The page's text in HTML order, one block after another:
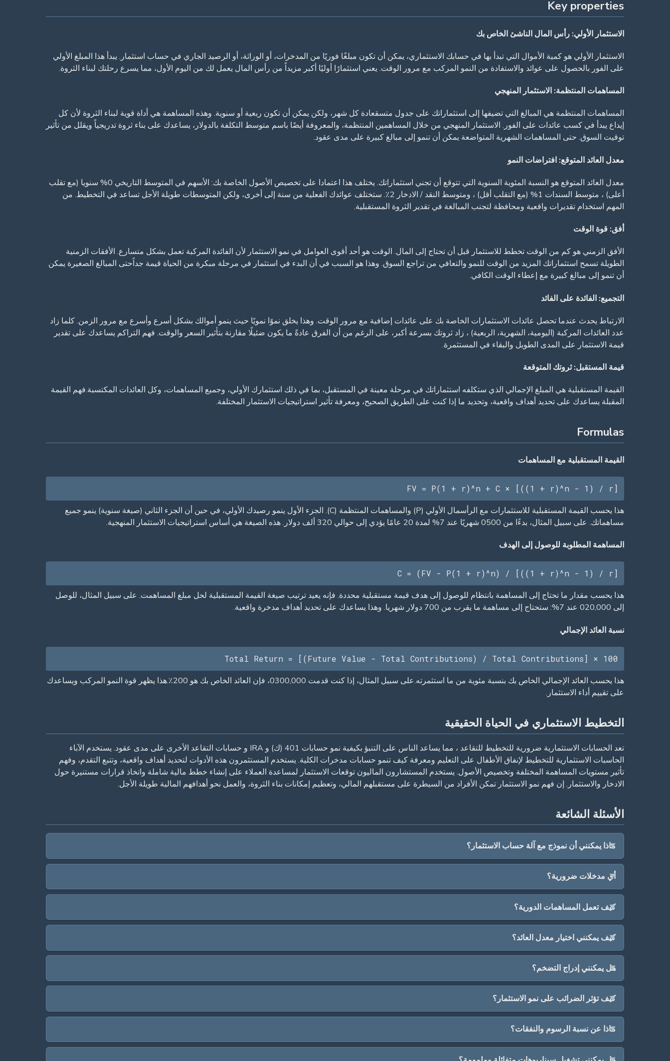
Key properties
الاستثمار الأولي: رأس المال الناشئ الخاص بك
الاستثمار الأولي هو كمية الأموال التي تبدأ بها في حسابك الاستثماري، يمكن أن تكون مبلغًا فوريًا من المدخرات، أو الوراثة، أو الرصيد الجاري في حساب استثمار. يبدأ هذا المبلغ الأولي
على الفور بالحصول على عوائد والاستفادة من النمو المركب مع مرور الوقت. يعني استثمارًا أوليًا أكبر مزيداً من رأس المال يعمل لك من اليوم الأول، مما يسرع رحلتك لبناء الثروة.
المساهمات المنتظمة: الاستثمار المنهجي
المساهمات المنتظمة هي المبالغ التي تضيفها إلى استثماراتك على جدول متسقعادة كل شهر، ولكن يمكن أن تكون ربعية أو سنوية. وهذه المساهمة هي أداة قوية لبناء الثروة لأن كل
إيداع يبدأ في كسب عائدات على الفور. الاستثمار المنهجي من خلال المساهمين المنتظمة، والمعروفة أيضًا باسم متوسط التكلفة بالدولار، يساعدك على بناء ثروة تدريجياً ويقلل من تأثير
توقيت السوق. حتى المساهمات الشهرية المتواضعة يمكن أن تنمو إلى مبالغ كبيرة على مدى عقود.
معدل العائد المتوقع: افتراضات النمو
معدل العائد المتوقع هو النسبة المئوية السنوية التي تتوقع أن تجني استثماراتك. يختلف هذا اعتمادا على تخصيص الأصول الخاصة بك: الأسهم في المتوسط التاريخي 0% سنويا (مع تقلب
أعلى) ، متوسط السندات 1% (مع التقلب أقل) ، ومتوسط النقد / الادخار 2٪. ستختلف عوائدك الفعلية من سنة إلى أخرى، ولكن المتوسطات طويلة الأجل تساعد في التخطيط. من
المهم استخدام تقديرات واقعية ومحافظة لتجنب المبالغة في تقدير الثروة المستقبلية.
أفق: قوة الوقت
الأفق الزمني هو كم من الوقت تخطط للاستثمار قبل أن تحتاج إلى المال. الوقت هو أحد أقوى العوامل في نمو الاستثمار لأن الفائدة المركبة تعمل بشكل متسارع. الأفقات الزمنية
الطويلة تسمح استثماراتك المزيد من الوقت للنمو والتعافي من تراجع السوق. وهذا هو السبب في أن البدء في استثمار في مرحلة مبكرة من الحياة قيمة جداًحتى المبالغ الصغيرة يمكن
أن تنمو إلى مبالغ كبيرة مع إعطاء الوقت الكافي.
التجميع: الفائدة على الفائد
الارتباط يحدث عندما تحصل عائدات الاستثمارات الخاصة بك على عائدات إضافية مع مرور الوقت. وهذا يخلق نموًا نمويًا حيث ينمو أموالك بشكل أسرع وأسرع مع مرور الزمن. كلما زاد
عدد العائدات المركبة (اليومية، الشهرية، الربعية) ، زاد ثروتك بسرعة أكبر، على الرغم من أن الفرق عادةً ما يكون ضئيلًا مقارنة بتأثير السعر والوقت. فهم التراكم يساعدك على تقدير
قيمة الاستثمار على المدى الطويل والبقاء في المستثمرة.
قيمة المستقبل: ثروتك المتوقعة
القيمة المستقبلية هي المبلغ الإجمالي الذي ستكلفه استثماراتك في مرحلة معينة في المستقبل، بما في ذلك استثمارك الأولي، وجميع المساهمات، وكل العائدات المكتسبة.فهم القيمة
المقبلة يساعدك على تحديد أهداف واقعية، وتحديد ما إذا كنت على الطريق الصحيح، ومعرفة تأثير استراتيجيات الاستثمار المختلفة.
Formulas
القيمة المستقبلية مع المساهمات
FV = P(1 + r)^n + C × [((1 + r)^n - 1) / r]
هذا يحسب القيمة المستقبلية للاستثمارات مع الرأسمال الأولي (P) والمساهمات المنتظمة (C). الجزء الأول ينمو رصيدك الأولي، في حين أن الجزء الثاني (صيغة سنوية) ينمو جميع
مساهماتك. على سبيل المثال، بدءًا من 0500 شهريًا عند 7% لمدة 20 عامًا يؤدي إلى حوالي 320 ألف دولار. هذه الصيغة هي أساس استراتيجيات الاستثمار المنهجية.
المساهمة المطلوبة للوصول إلى الهدف
C = (FV - P(1 + r)^n) / [((1 + r)^n - 1) / r]
هذا يحسب مقدار ما تحتاج إلى المساهمة بانتظام للوصول إلى هدف قيمة مستقبلية محددة. فإنه يعيد ترتيب صيغة القيمة المستقبلية لحل مبلغ المساهمت. على سبيل المثال، للوصل
إلى 020,000 عند 7%: ستحتاج إلى مساهمة ما يقرب من 700 دولار شهريا. وهذا يساعدك على تحديد أهداف مدخرة واقعية.
نسبة العائد الإجمالي
Total Return = [(Future Value - Total Contributions) / Total Contributions] × 100
هذا يحسب العائد الإجمالي الخاص بك بنسبة مئوية من ما استثمرته.على سبيل المثال، إذا كنت قدمت 0300,000، فإن العائد الخاص بك هو 200٪.هذا يظهر قوة النمو المركب ويساعدك
على تقييم أداء الاستثمار.
التخطيط الاستثماري في الحياة الحقيقية
تعد الحسابات الاستثمارية ضرورية للتخطيط للتقاعد ، مما يساعد الناس على التنبؤ بكيفية نمو حسابات 401 (ك) و IRA و حسابات التقاعد الأخرى على مدى عقود. يستخدم الآباء
الحاسبات الاستثمارية للتخطيط لإنفاق الأطفال على التعليم ومعرفة كيف تنمو حسابات مدخرات الكلية. يستخدم المستثمرون هذه الأدوات لتحديد أهداف واقعية، وتتبع التقدم، وفهم
تأثير مستويات المساهمة المختلفة وتخصيص الأصول. يستخدم المستشارون الماليون توقعات الاستثمار لمساعدة العملاء على إنشاء خطط مالية شاملة واتخاذ قرارات مستنيرة حول
الادخار والاستثمار. إن فهم نمو الاستثمار تمكن الأفراد من السيطرة على مستقبلهم المالي، وتعظيم إمكانات بناء الثروة، والعمل نحو أهدافهم المالية طويلة الأجل.
الأسئلة الشائعة
ماذا يمكنني أن نموذج مع آلة حساب الاستثمار؟
أي مدخلات ضرورية؟
كيف تعمل المساهمات الدورية؟
كيف يمكنني اختيار معدل العائد؟
هل يمكنني إدراج التضخم؟
كيف تؤثر الضرائب على نمو الاستثمار؟
ماذا عن نسبة الرسوم والنفقات؟